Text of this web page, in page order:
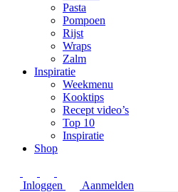
Pasta
Pompoen
Rijst
Wraps
Zalm
Inspiratie
Weekmenu
Kooktips
Recept video’s
Top 10
Inspiratie
Shop
Inloggen
Aanmelden